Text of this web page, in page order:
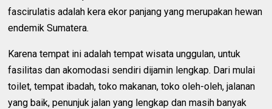
fascirulatis adalah kera ekor panjang yang merupakan hewan
endemik Sumatera.
Karena tempat ini adalah tempat wisata unggulan, untuk
fasilitas dan akomodasi sendiri dijamin lengkap. Dari mulai
toilet, tempat ibadah, toko makanan, toko oleh-oleh, jalanan
yang baik, penunjuk jalan yang lengkap dan masih banyak